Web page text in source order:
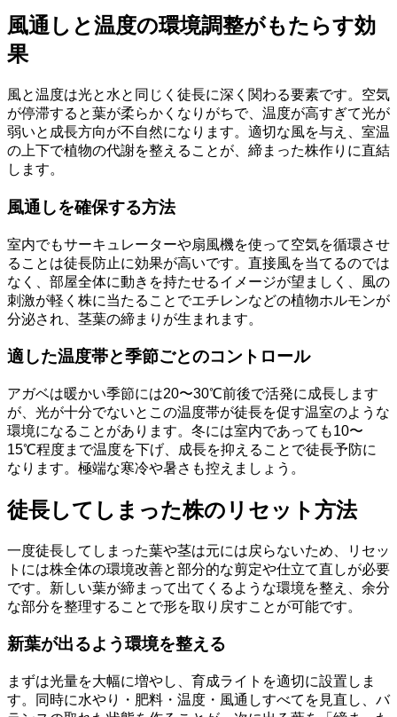
風通しと温度の環境調整がもたらす効
果
風と温度は光と水と同じく徒長に深く関わる要素です。空気
が停滞すると葉が柔らかくなりがちで、温度が高すぎて光が
弱いと成長方向が不自然になります。適切な風を与え、室温
の上下で植物の代謝を整えることが、締まった株作りに直結
します。
風通しを確保する方法
室内でもサーキュレーターや扇風機を使って空気を循環させ
ることは徒長防止に効果が高いです。直接風を当てるのでは
なく、部屋全体に動きを持たせるイメージが望ましく、風の
刺激が軽く株に当たることでエチレンなどの植物ホルモンが
分泌され、茎葉の締まりが生まれます。
適した温度帯と季節ごとのコントロール
アガベは暖かい季節には20〜30℃前後で活発に成長します
が、光が十分でないとこの温度帯が徒長を促す温室のような
環境になることがあります。冬には室内であっても10〜
15℃程度まで温度を下げ、成長を抑えることで徒長予防に
なります。極端な寒冷や暑さも控えましょう。
徒長してしまった株のリセット方法
一度徒長してしまった葉や茎は元には戻らないため、リセッ
トには株全体の環境改善と部分的な剪定や仕立て直しが必要
です。新しい葉が締まって出てくるような環境を整え、余分
な部分を整理することで形を取り戻すことが可能です。
新葉が出るよう環境を整える
まずは光量を大幅に増やし、育成ライトを適切に設置しま
す。同時に水やり・肥料・温度・風通しすべてを見直し、バ